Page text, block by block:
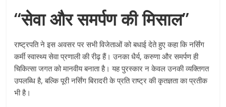
“सेवा और समर्पण की मिसाल”
राष्ट्रपति ने इस अवसर पर सभी विजेताओं को बधाई देते हुए कहा कि नर्सिंग
कर्मी स्वास्थ्य सेवा प्रणाली की रीढ़ हैं। उनका धैर्य, करुणा और समर्पण ही
चिकित्सा जगत को मानवीय बनाता है। यह पुरस्कार न केवल उनकी व्यक्तिगत
उपलब्धि है, बल्कि पूरी नर्सिंग बिरादरी के प्रति राष्ट्र की कृतज्ञता का प्रतीक
भी है।